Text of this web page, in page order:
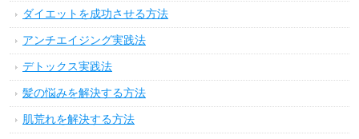
ダイエットを成功させる方法
アンチエイジング実践法
デトックス実践法
髪の悩みを解決する方法
肌荒れを解決する方法